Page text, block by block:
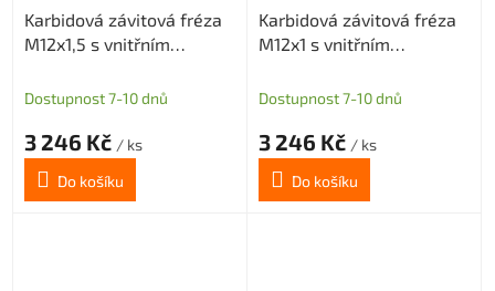
Karbidová závitová fréza
M12x1,5 s vnitřním
Dostupnost 7-10 dnů
3 246 Kč / ks
Do košíku
Karbidová závitová fréza
M12x1 s vnitřním
Dostupnost 7-10 dnů
3 246 Kč / ks
Do košíku